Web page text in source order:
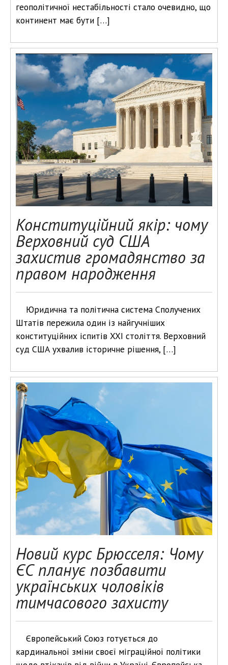
геополітичної нестабільності стало очевидно, що
континент має бути […]
Конституційний якір: чому
Верховний суд США
захистив громадянство за
правом народження
Юридична та політична система Сполучених
Штатів пережила один із найгучніших
конституційних іспитів XXI століття. Верховний
суд США ухвалив історичне рішення, […]
Новий курс Брюсселя: Чому
ЄС планує позбавити
українських чоловіків
тимчасового захисту
Європейський Союз готується до
кардинальної зміни своєї міграційної політики